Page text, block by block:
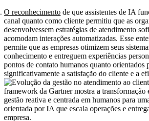
O reconhecimento de que assistentes de IA
canal quanto como cliente permitiu que as
desenvolvessem estratégias de atendimento
acomodam interações automatizadas. Esse
permite que as empresas otimizem seus
conhecimento e entreguem experiências
pontos de contato humanos quanto
significativamente a satisfação do cliente e a